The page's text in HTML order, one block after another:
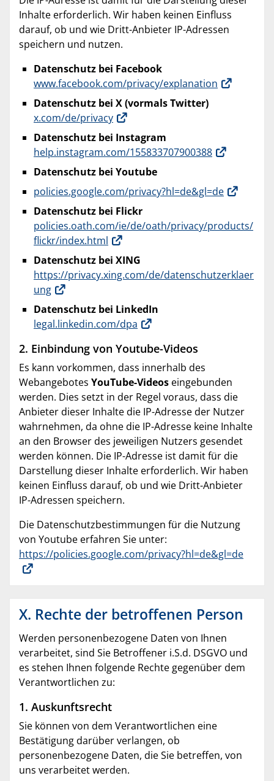
Inhalte erforderlich. Wir haben keinen Einfluss
darauf, ob und wie Dritt-Anbieter IP-Adressen
speichern und nutzen.
Datenschutz bei Facebook
www.facebook.com/privacy/explanation
Datenschutz bei X (vormals Twitter)
x.com/de/privacy
Datenschutz bei Instagram
help.instagram.com/155833707900388
Datenschutz bei Youtube
policies.google.com/privacy?hl=de&gl=de
Datenschutz bei Flickr
policies.oath.com/ie/de/oath/privacy/products/
flickr/index.html
Datenschutz bei XING
https://privacy.xing.com/de/datenschutzerklaer
ung
Datenschutz bei LinkedIn
legal.linkedin.com/dpa
2. Einbindung von Youtube-Videos
Es kann vorkommen, dass innerhalb des
Webangebotes YouTube-Videos eingebunden
werden. Dies setzt in der Regel voraus, dass die
Anbieter dieser Inhalte die IP-Adresse der Nutzer
wahrnehmen, da ohne die IP-Adresse keine Inhalte
an den Browser des jeweiligen Nutzers gesendet
werden können. Die IP-Adresse ist damit für die
Darstellung dieser Inhalte erforderlich. Wir haben
keinen Einfluss darauf, ob und wie Dritt-Anbieter
IP-Adressen speichern.
Die Datenschutzbestimmungen für die Nutzung
von Youtube erfahren Sie unter:
https://policies.google.com/privacy?hl=de&gl=de
X. Rechte der betroffenen Person
Werden personenbezogene Daten von Ihnen
verarbeitet, sind Sie Betroffener i.S.d. DSGVO und
es stehen Ihnen folgende Rechte gegenüber dem
Verantwortlichen zu:
1. Auskunftsrecht
Sie können von dem Verantwortlichen eine
Bestätigung darüber verlangen, ob
personenbezogene Daten, die Sie betreffen, von
uns verarbeitet werden.